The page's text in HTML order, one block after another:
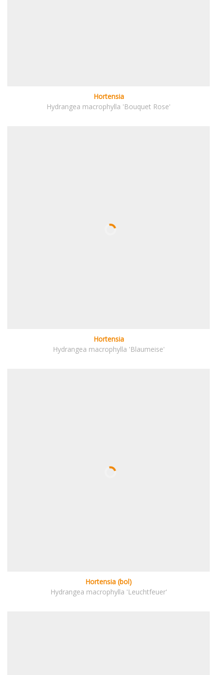
Hortensia
Hydrangea macrophylla 'Bouquet Rose'
Hortensia
Hydrangea macrophylla 'Blaumeise'
Hortensia (bol)
Hydrangea macrophylla 'Leuchtfeuer'